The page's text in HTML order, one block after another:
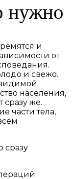
нужно
и
от
и свежо.
населения,
сразу же.
части тела,
сразу